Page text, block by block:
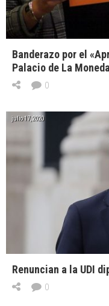
Banderazo por el
Palacio de La Moneda
0
julio 17, 2020
Renuncian a la UDI
0